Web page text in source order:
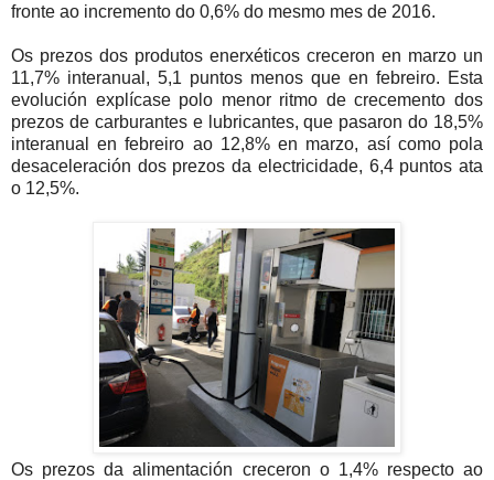
fronte ao incremento do 0,6% do mesmo mes de 2016.
Os prezos dos produtos enerxéticos creceron en marzo un
11,7% interanual, 5,1 puntos menos que en febreiro. Esta
evolución explícase polo menor ritmo de crecemento dos
prezos de carburantes e lubricantes, que pasaron do 18,5%
interanual en febreiro ao 12,8% en marzo, así como pola
desaceleración dos prezos da electricidade, 6,4 puntos ata
o 12,5%.
Os prezos da alimentación creceron o 1,4% respecto ao